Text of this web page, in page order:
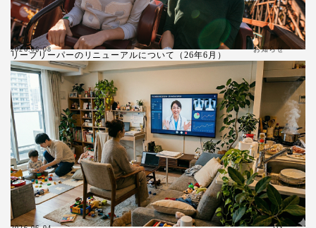
リープリーパーのリニューアルについて（26年6月）
2026.06.08 お知らせ